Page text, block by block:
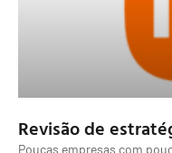
Revisão de
Poucas empresas com